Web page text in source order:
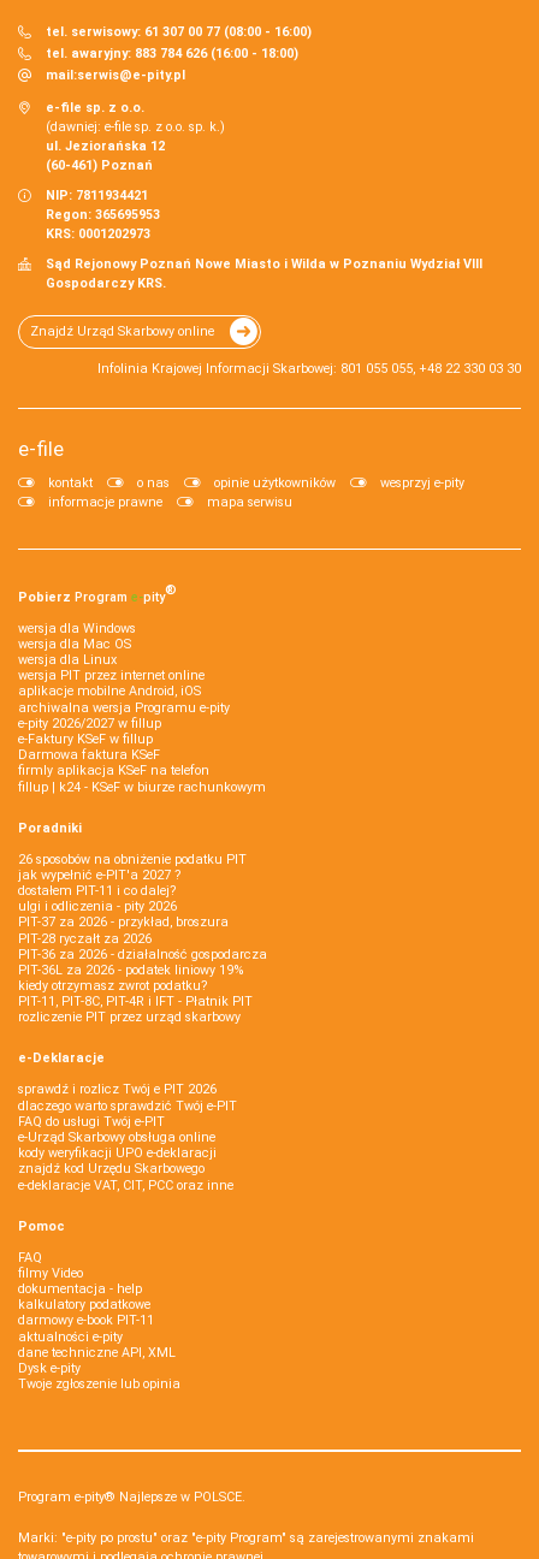
tel. serwisowy: 61 307 00 77 (08:00 - 16:00)
tel. awaryjny: 883 784 626 (16:00 - 18:00)
mail:serwis@e-pity.pl
e-file sp. z o.o.
(dawniej: e-file sp. z o.o. sp. k.)
ul. Jeziorańska 12
(60-461) Poznań
NIP: 7811934421
Regon: 365695953
KRS: 0001202973
Sąd Rejonowy Poznań Nowe Miasto i Wilda w Poznaniu Wydział VIII
Gospodarczy KRS.
Znajdź Urząd Skarbowy online
Infolinia Krajowej Informacji Skarbowej: 801 055 055, +48 22 330 03 30
e-file
kontakt o nas opinie użytkowników
wesprzyj e-pity
informacje prawne
mapa serwisu
Pobierz Program e‑pity®
wersja dla Windows
wersja dla Mac OS
wersja dla Linux
wersja PIT przez internet online
aplikacje mobilne Android, iOS
archiwalna wersja Programu e-pity
e-pity 2026/2027 w fillup
e‑Faktury KSeF w fillup
Darmowa faktura KSeF
firmly aplikacja KSeF na telefon
fillup | k24 - KSeF w biurze rachunkowym
Poradniki
26 sposobów na obniżenie podatku PIT
jak wypełnić e-PIT'a 2027 ?
dostałem PIT-11 i co dalej?
ulgi i odliczenia - pity 2026
PIT-37 za 2026 - przykład, broszura
PIT-28 ryczałt za 2026
PIT-36 za 2026 - działalność gospodarcza
PIT-36L za 2026 - podatek liniowy 19%
kiedy otrzymasz zwrot podatku?
PIT-11, PIT-8C, PIT-4R i IFT - Płatnik PIT
rozliczenie PIT przez urząd skarbowy
e-Deklaracje
sprawdź i rozlicz Twój e PIT 2026
dlaczego warto sprawdzić Twój e-PIT
FAQ do usługi Twój e-PIT
e-Urząd Skarbowy obsługa online
kody weryfikacji UPO e-deklaracji
znajdź kod Urzędu Skarbowego
e-deklaracje VAT, CIT, PCC oraz inne
Pomoc
FAQ
filmy Video
dokumentacja - help
kalkulatory podatkowe
darmowy e-book PIT-11
aktualności e-pity
dane techniczne API, XML
Dysk e-pity
Twoje zgłoszenie lub opinia
Program e-pity® Najlepsze w POLSCE.
Marki: "e-pity po prostu" oraz "e-pity Program" są zarejestrowanymi znakami